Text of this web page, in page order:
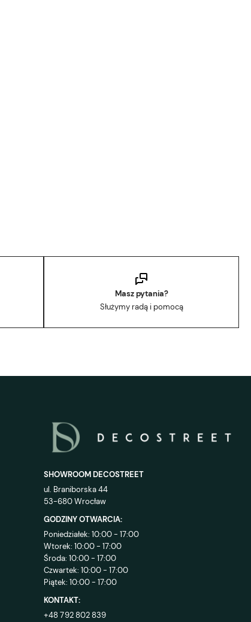
Masz pytania?
Służymy radą i pomocą
SHOWROOM DECOSTREET
ul. Braniborska 44
53-680 Wrocław
GODZINY OTWARCIA:
Poniedziałek: 10:00 - 17:00
Wtorek: 10:00 - 17:00
Środa: 10:00 - 17:00
Czwartek: 10:00 - 17:00
Piątek: 10:00 - 17:00
KONTAKT:
+48 792 802 839